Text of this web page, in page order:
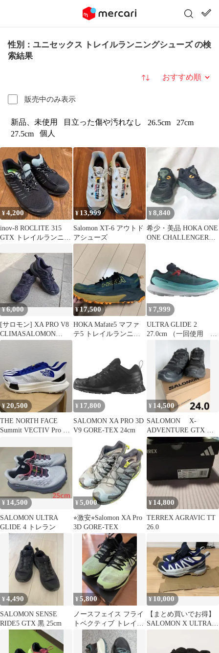
性別：ユニセックス トレイルランニングシューズ の検
索結果
販売中のみ表示
並び替え
新品、未使用 目立った傷や汚れなし 26.5cm
27cm
27.5cm
個人
¥4,200
inov-8 ROCLITE 315
GTX トレイルランニン
¥ 13,999
Salomon XT-6 アウトド
アシューズ
¥8,840
希少・美品 HOKA ONE
ONE CHALLENGER
¥6,000
[サロモン] XA PRO V8
CLIMASALOMON
WATERPROOF
¥17,500
HOKA Mafate5 マファ
テ5 トレイルランニン
¥ 7,999
ULTRA GLIDE 2
27.0cm （一回使用 ホ
¥20,500
THE NORTH FACE
Summit VECTIV Pro 2
¥ 17,800
SALOMON XA PRO 3D
V9 GORE-TEX 24cm
¥ 14,500
SALOMON X-
ADVENTURE GTX W
スニーカー 24.0
¥ 14,500
SALOMON ULTRA
GLIDE 4 トレラン
¥ 5,000
⭐︎激安⭐︎Salomon XA Pro
3D GORE-TEX
¥ 14,800
TERREX AGRAVIC TT
26.0
¥4,490
SALOMON SENSE
RIDE5 GTX 黒 25cm
¥5,800
ノースフェイス フライ
トベクティブ トレイル
ランニングシューズ
25.0cm
¥10,000
【まとめ買いでお得】
SALOMON X ULTRA